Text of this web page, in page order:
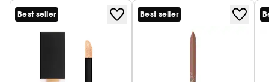
Best seller Best seller